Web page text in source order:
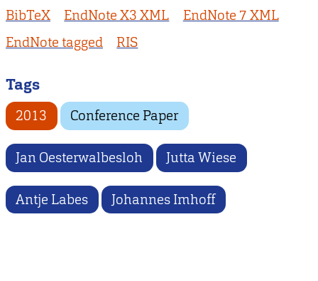
BibTeX EndNote X3 XML
EndNote 7 XML
EndNote tagged
RIS
Tags
2013 Conference Paper
Jan Oesterwalbesloh Jutta Wiese
Antje Labes Johannes Imhoff